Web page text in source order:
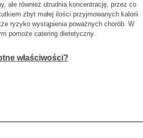
ale również utrudnia koncentrację, przez co
zbyt małej ilości przyjmowanych kalorii
ryzyko wystąpienia poważnych chorób. W
pomoże catering dietetyczny.
właściwości?